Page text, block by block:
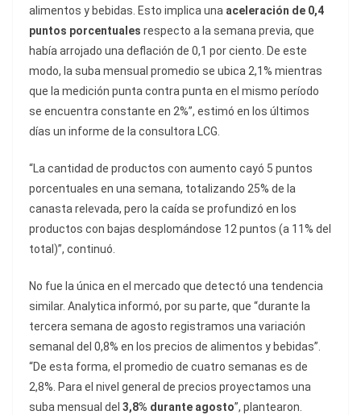
alimentos y bebidas. Esto implica una aceleración de 0,4
puntos porcentuales respecto a la semana previa, que
había arrojado una deflación de 0,1 por ciento. De este
modo, la suba mensual promedio se ubica 2,1% mientras
que la medición punta contra punta en el mismo período
se encuentra constante en 2%”, estimó en los últimos
días un informe de la consultora LCG.
“La cantidad de productos con aumento cayó 5 puntos
porcentuales en una semana, totalizando 25% de la
canasta relevada, pero la caída se profundizó en los
productos con bajas desplomándose 12 puntos (a 11% del
total)”, continuó.
No fue la única en el mercado que detectó una tendencia
similar. Analytica informó, por su parte, que “durante la
tercera semana de agosto registramos una variación
semanal del 0,8% en los precios de alimentos y bebidas”.
“De esta forma, el promedio de cuatro semanas es de
2,8%. Para el nivel general de precios proyectamos una
suba mensual del 3,8% durante agosto”, plantearon.